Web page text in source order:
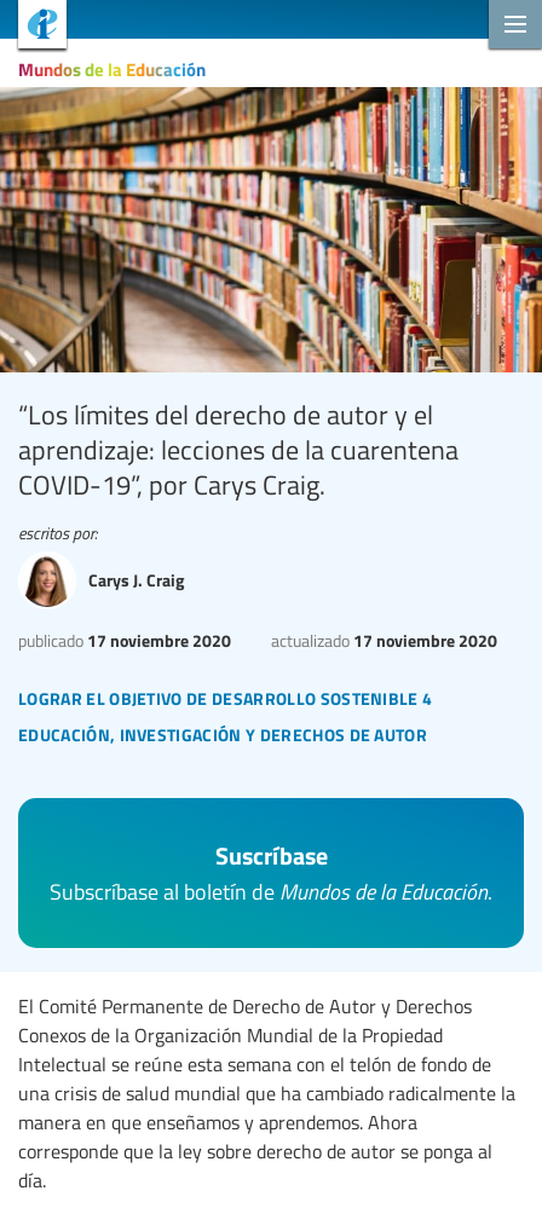
Mundos de la Educación
“Los límites del derecho de autor y el
aprendizaje: lecciones de la cuarentena
COVID-19”, por Carys Craig.
lograr el objetivo de desarrollo sostenible 4
educación, investigación y derechos de autor
publicado 17 noviembre 2020 actualizado 17 noviembre 2020
escritos por:
Carys J. Craig
Suscríbase
Subscríbase al boletín de Mundos de la Educación.
El Comité Permanente de Derecho de Autor y Derechos
Conexos de la Organización Mundial de la Propiedad
Intelectual se reúne esta semana con el telón de fondo de
una crisis de salud mundial que ha cambiado radicalmente la
manera en que enseñamos y aprendemos. Ahora
corresponde que la ley sobre derecho de autor se ponga al
día.